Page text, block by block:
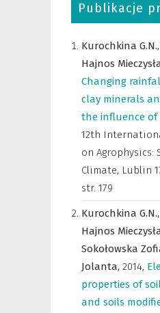
Publikacje
Kurochkina G.N.,
Hajnos
Changing
clay minerals
the influence of
12th
on Agrophysics:
Climate, Lublin
str. 179
Kurochkina G.N.,
Hajnos
Sokołowska
Jolanta, 2014,
properties of
and soils